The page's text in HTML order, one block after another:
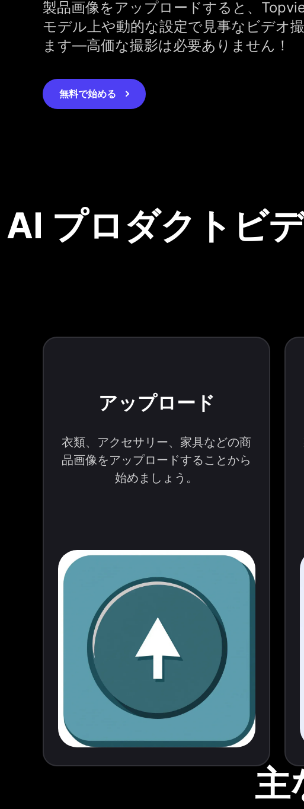
製品画像をアップロードすると、
モデル上や動的な設定で見事なビデオ
ます—高価な撮影は必要ありません！
無料で始める
AI プロダクトビ
アップロード
衣類、アクセサリー、家具などの商
品画像をアップロードすることから
始めましょう。
主